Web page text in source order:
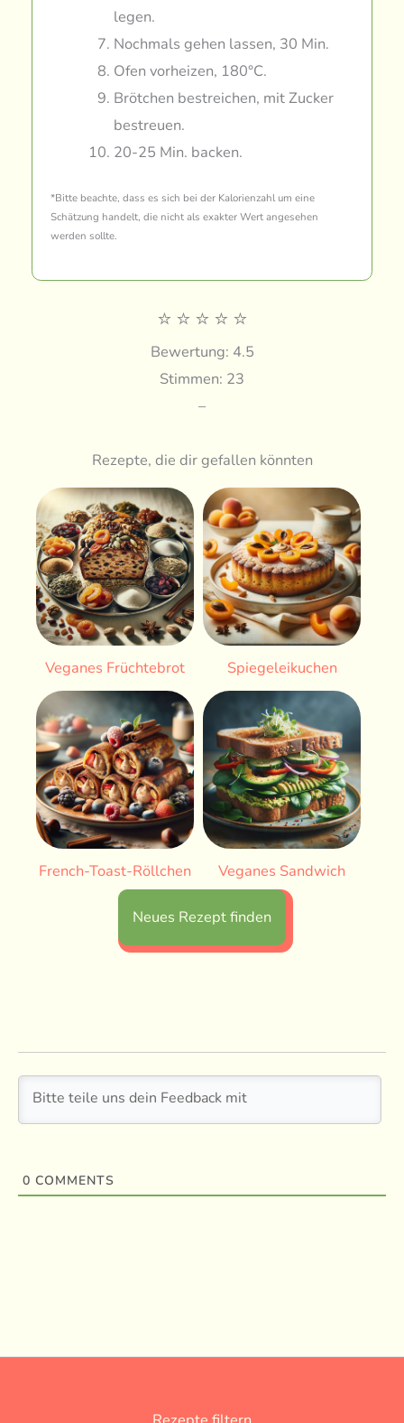
legen.
Nochmals gehen lassen, 30 Min.
Ofen vorheizen, 180°C.
Brötchen bestreichen, mit Zucker
bestreuen.
20-25 Min. backen.
*Bitte beachte, dass es sich bei der Kalorienzahl um eine
Schätzung handelt, die nicht als exakter Wert angesehen
werden sollte.
⭐ ⭐ ⭐ ⭐ ⭐
Bewertung: 4.5
Stimmen: 23
–
Rezepte, die dir gefallen könnten
Veganes Früchtebrot Spiegeleikuchen
French-Toast-Röllchen Veganes Sandwich
Neues Rezept finden
0 COMMENTS